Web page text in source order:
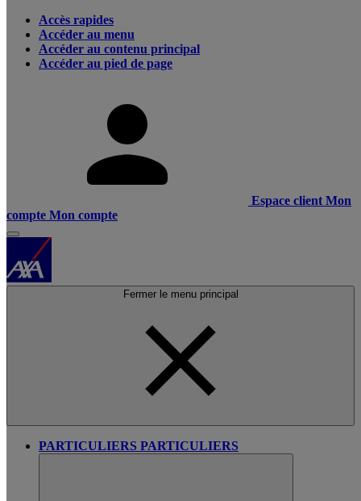
Accès rapides
Accéder au menu
Accéder au contenu principal
Accéder au pied de page
Espace client Mon
compte Mon compte
Fermer le menu principal
PARTICULIERS PARTICULIERS